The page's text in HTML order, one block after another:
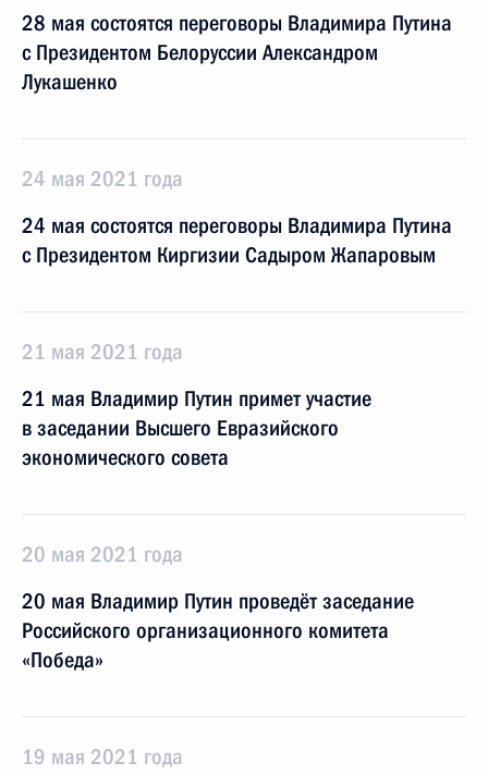
28 мая состоятся переговоры Владимира Путина
с Президентом Белоруссии Александром
Лукашенко
24 мая 2021 года
24 мая состоятся переговоры Владимира Путина
с Президентом Киргизии Садыром Жапаровым
21 мая 2021 года
21 мая Владимир Путин примет участие
в заседании Высшего Евразийского
экономического совета
20 мая 2021 года
20 мая Владимир Путин проведёт заседание
Российского организационного комитета
«Победа»
19 мая 2021 года